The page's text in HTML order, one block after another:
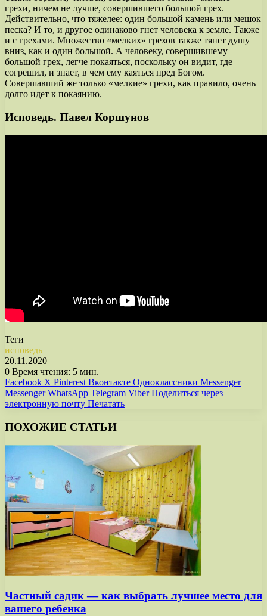
грехи, ничем не лучше, совершившего большой грех.
Действительно, что тяжелее: один большой камень или мешок
песка? И то, и другое одинаково гнет человека к земле. Также
и с грехами. Множество «мелких» грехов также тянет душу
вниз, как и один большой. А человеку, совершившему
большой грех, легче покаяться, поскольку он видит, где
согрешил, и знает, в чем ему каяться пред Богом.
Совершавший же только «мелкие» грехи, как правило, очень
долго идет к покаянию.
Исповедь. Павел Коршунов
Теги
исповедь
20.11.2020
0 Время чтения: 5 мин.
Facebook X Pinterest Вконтакте Одноклассники Messenger
Messenger WhatsApp Telegram Viber Поделиться через
электронную почту Печатать
ПОХОЖИЕ СТАТЬИ
Частный садик — как выбрать лучшее место для
вашего ребенка